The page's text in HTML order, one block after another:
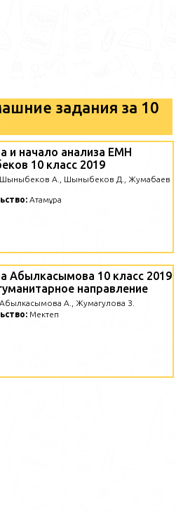
задания за 10
и начало анализа ЕМН
10 класс 2019
Шыныбеков А., Шыныбеков Д., Жумабаев
Атамұра
Абылкасымова 10 класс 2019
направление
Абылкасымова А., Жумагулова З.
Мектеп